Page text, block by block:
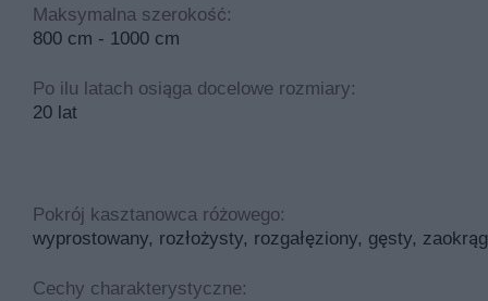
Maksymalna szerokość:
800 cm - 1000 cm
Po ilu latach osiąga docelowe rozmiary:
20 lat
Pokrój kasztanowca różowego:
wyprostowany, rozłożysty, rozgałęziony, gęsty,
Cechy charakterystyczne: